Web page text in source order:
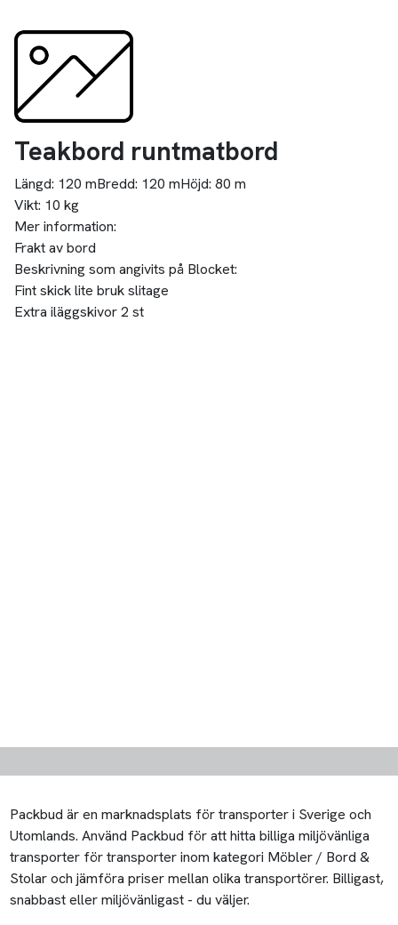
Teakbord runtmatbord
Längd: 120 mBredd: 120 mHöjd: 80 m
Vikt: 10 kg
Mer information:
Frakt av bord
Beskrivning som angivits på Blocket:
Fint skick lite bruk slitage
Extra iläggskivor 2 st
Packbud är en marknadsplats för transporter i Sverige och
Utomlands. Använd Packbud för att hitta billiga miljövänliga
transporter för transporter inom kategori Möbler / Bord &
Stolar och jämföra priser mellan olika transportörer. Billigast,
snabbast eller miljövänligast - du väljer.